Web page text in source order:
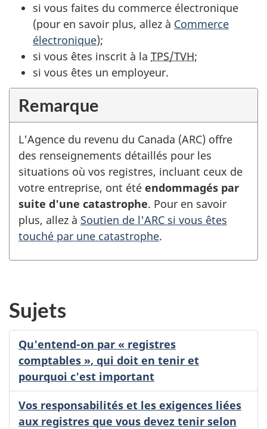
si vous faites du commerce électronique
(pour en savoir plus, allez à Commerce
électronique);
si vous êtes inscrit à la TPS/TVH;
si vous êtes un employeur.
Remarque
L'Agence du revenu du Canada (ARC) offre
des renseignements détaillés pour les
situations où vos registres, incluant ceux de
votre entreprise, ont été endommagés par
suite d'une catastrophe. Pour en savoir
plus, allez à Soutien de l'ARC si vous êtes
touché par une catastrophe.
Sujets
Qu'entend-on par « registres
comptables », qui doit en tenir et
pourquoi c'est important
Vos responsabilités et les exigences liées
aux registres que vous devez tenir selon